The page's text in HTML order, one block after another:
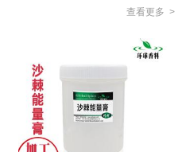
查看更多 >